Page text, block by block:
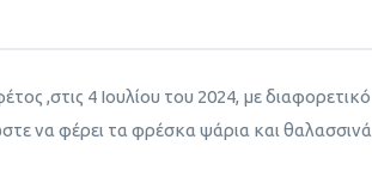
,στις 4 Ιουλίου του 2024, με διαφορετικό
να φέρει τα φρέσκα ψάρια και θαλασσινά